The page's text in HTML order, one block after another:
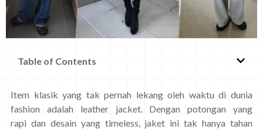
Table of Contents
Item klasik yang tak pernah lekang oleh waktu di dunia
fashion adalah leather jacket. Dengan potongan yang
rapi dan desain yang timeless, jaket ini tak hanya tahan